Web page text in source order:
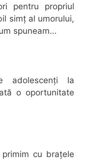
pentru propriul
simț al umorului,
spuneam…
adolescenți la
o oportunitate
cu brațele